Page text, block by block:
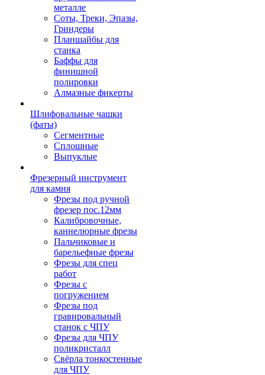
металле
Соты, Треки, Эпазы,
Гриндеры
Планшайбы для
станка
Баффы для
финишной
полировки
Алмазные фикерты
Шлифовальные чашки
(фаты)
Сегментные
Сплошные
Выпуклые
Фрезерный инструмент
для камня
Фрезы под ручной
фрезер пос.12мм
Калибровочные,
каннелюрные фрезы
Пальчиковые и
барельефные фрезы
Фрезы для спец
работ
Фрезы с
погружением
Фрезы под
гравировальный
станок с ЧПУ
Фрезы для ЧПУ
поликристалл
Свёрла тонкостенные
для ЧПУ